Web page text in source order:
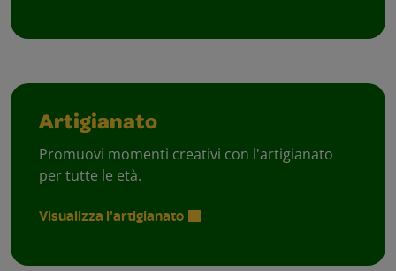
Artigianato
Promuovi momenti creativi con l'artigianato
per tutte le età.
Visualizza l'artigianato